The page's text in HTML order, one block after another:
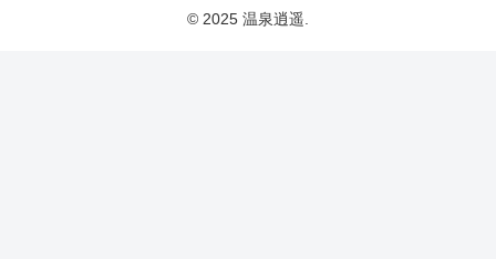
© 2025 温泉逍遥.